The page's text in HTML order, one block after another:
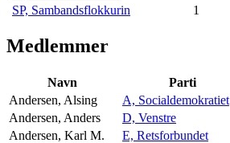
SP, Sambandsflokkurin
1
Medlemmer
Navn Parti
Andersen, Alsing
A, Socialdemokratiet
Andersen, Anders
D, Venstre
Andersen, Karl M.
E, Retsforbundet